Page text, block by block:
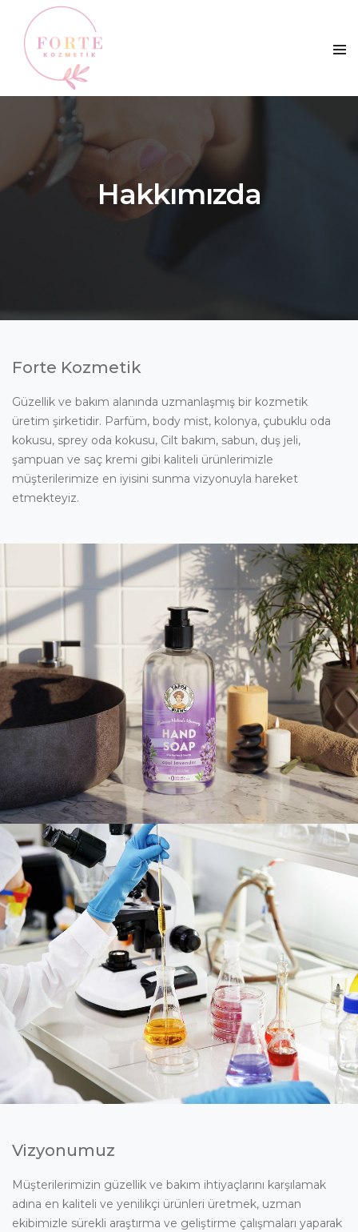
Hakkımızda
Forte Kozmetik
Güzellik ve bakım alanında uzmanlaşmış bir kozmetik
üretim şirketidir. Parfüm, body mist, kolonya, çubuklu oda
kokusu, sprey oda kokusu, Cilt bakım, sabun, duş jeli,
şampuan ve saç kremi gibi kaliteli ürünlerimizle
müşterilerimize en iyisini sunma vizyonuyla hareket
etmekteyiz.
Vizyonumuz
Müşterilerimizin güzellik ve bakım ihtiyaçlarını karşılamak
adına en kaliteli ve yenilikçi ürünleri üretmek, uzman
ekibimizle sürekli araştırma ve geliştirme çalışmaları yaparak